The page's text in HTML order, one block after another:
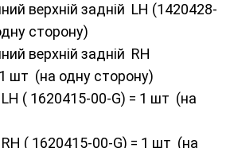
верхній задній LH (1420428-
сторону)
верхній задній RH
шт (на одну сторону)
( 1620415-00-G) = 1 шт (на
( 1620415-00-G) = 1 шт (на